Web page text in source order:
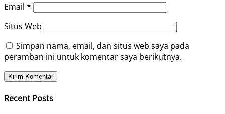
Email *
Situs Web
Simpan nama, email, dan situs web saya pada
peramban ini untuk komentar saya berikutnya.
Recent Posts